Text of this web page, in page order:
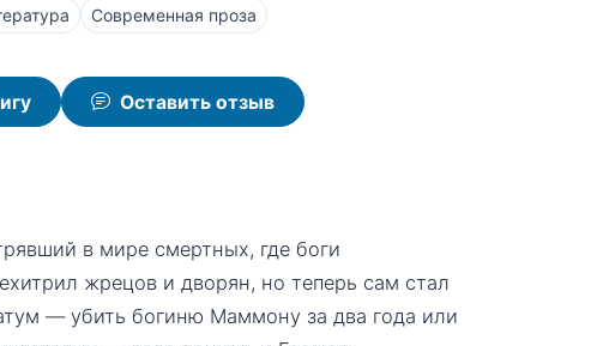
Современная проза
Оставить отзыв
в мире смертных, где боги
жрецов и дворян, но теперь сам стал
— убить богиню Маммону за два года или